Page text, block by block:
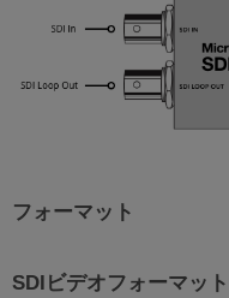
フォーマット
SDIビデオフォーマット